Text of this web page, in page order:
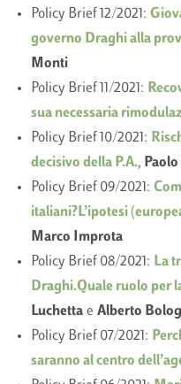
Policy Brief 12/2021:
governo Draghi alla
Monti
Policy Brief 11/2021:
sua necessaria
Policy Brief 10/2021:
decisivo della P.A.,
Policy Brief 09/2021:
italiani?L’ipotesi
Marco Improta
Policy Brief 08/2021: La
Draghi.Quale ruolo per
Luchettae Alberto
Policy Brief 07/2021:
saranno al centro